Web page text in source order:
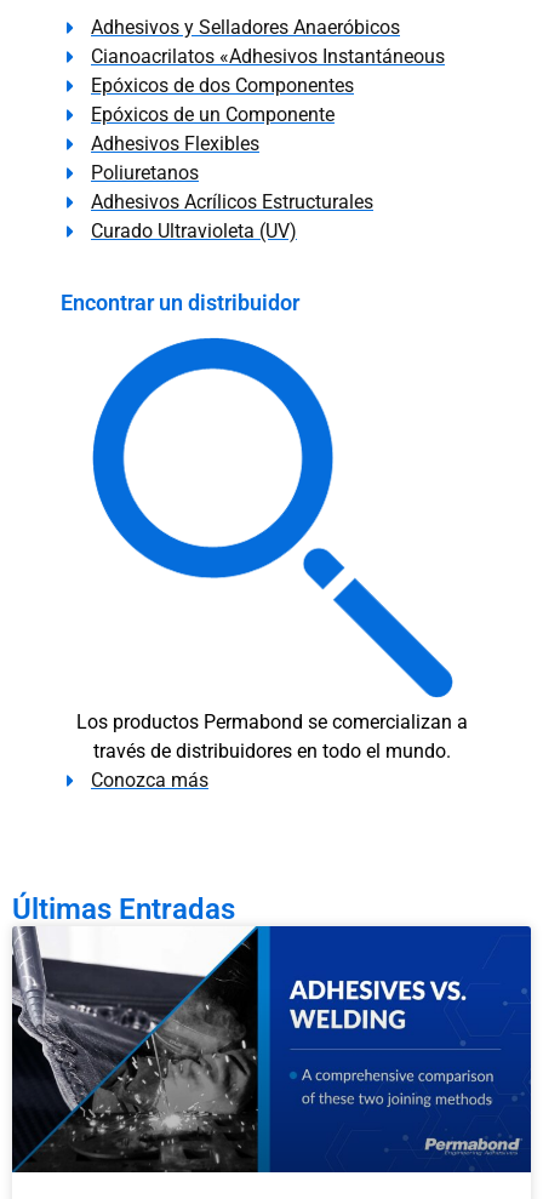
Adhesivos y Selladores Anaeróbicos
Cianoacrilatos «Adhesivos Instantáneous
Epóxicos de dos Componentes
Epóxicos de un Componente
Adhesivos Flexibles
Poliuretanos
Adhesivos Acrílicos Estructurales
Curado Ultravioleta (UV)
Encontrar un distribuidor
Los productos Permabond se comercializan a
través de distribuidores en todo el mundo.
Conozca más
Últimas Entradas